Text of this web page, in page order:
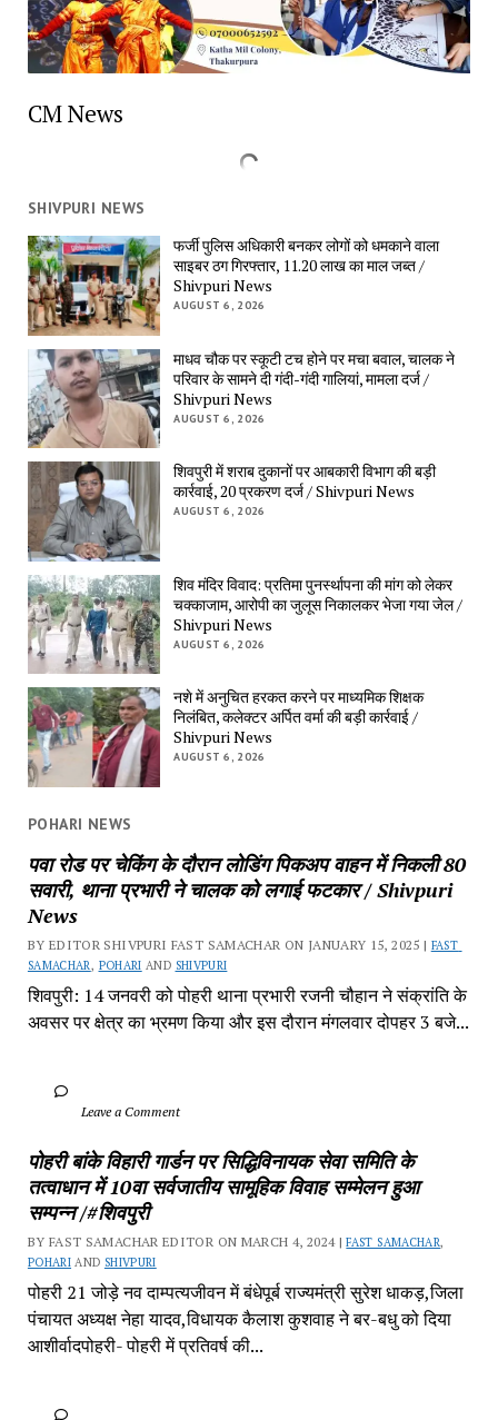
CM News
SHIVPURI NEWS
फर्जी पुलिस अधिकारी बनकर लोगों को धमकाने वाला
साइबर ठग गिरफ्तार, 11.20 लाख का माल जब्त /
Shivpuri News
AUGUST 6, 2026
माधव चौक पर स्कूटी टच होने पर मचा बवाल, चालक ने
परिवार के सामने दी गंदी-गंदी गालियां, मामला दर्ज /
Shivpuri News
AUGUST 6, 2026
शिवपुरी में शराब दुकानों पर आबकारी विभाग की बड़ी
कार्रवाई, 20 प्रकरण दर्ज / Shivpuri News
AUGUST 6, 2026
शिव मंदिर विवाद: प्रतिमा पुनर्स्थापना की मांग को लेकर
चक्काजाम, आरोपी का जुलूस निकालकर भेजा गया जेल /
Shivpuri News
AUGUST 6, 2026
नशे में अनुचित हरकत करने पर माध्यमिक शिक्षक
निलंबित, कलेक्टर अर्पित वर्मा की बड़ी कार्रवाई /
Shivpuri News
AUGUST 6, 2026
POHARI NEWS
पवा रोड पर चेकिंग के दौरान लोडिंग पिकअप वाहन में निकली 80
सवारी, थाना प्रभारी ने चालक को लगाई फटकार / Shivpuri
News
BY EDITOR SHIVPURI FAST SAMACHAR ON JANUARY 15, 2025 | FAST
SAMACHAR , POHARI AND SHIVPURI
शिवपुरी: 14 जनवरी को पोहरी थाना प्रभारी रजनी चौहान ने संक्रांति के
अवसर पर क्षेत्र का भ्रमण किया और इस दौरान मंगलवार दोपहर 3 बजे...
		Leave a Comment
पोहरी बांके विहारी गार्डन पर सिद्धिविनायक सेवा समिति के
तत्वाधान में 10वा सर्वजातीय सामूहिक विवाह सम्मेलन हुआ
सम्पन्न /#शिवपुरी
BY FAST SAMACHAR EDITOR ON MARCH 4, 2024 | FAST SAMACHAR
POHARI AND SHIVPURI
पोहरी 21 जोड़े नव दाम्पत्यजीवन में बंधेपूर्ब राज्यमंत्री सुरेश धाकड़,जिला
पंचायत अध्यक्ष नेहा यादव,विधायक कैलाश कुशवाह ने बर-बधु को दिया
आशीर्वादपोहरी- पोहरी में प्रतिवर्ष की...